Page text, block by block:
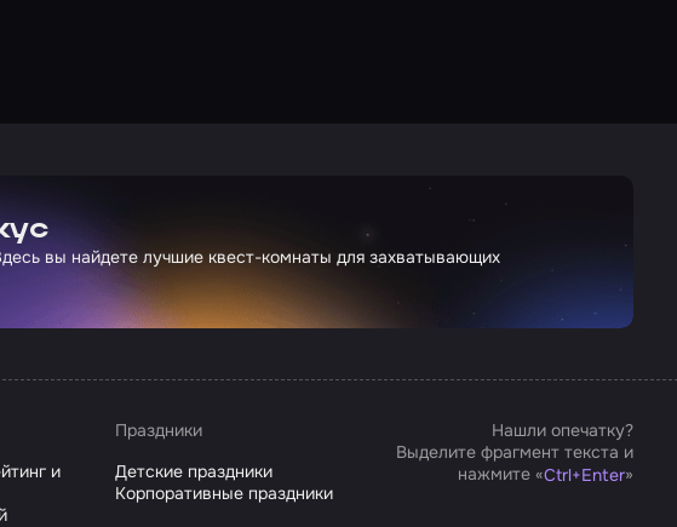
вы найдете лучшие квест-комнаты для захватывающих
и
Праздники
Детские праздники
Корпоративные праздники
Нашли опечатку?
Выделите фрагмент текста и
нажмите «Ctrl+Enter»